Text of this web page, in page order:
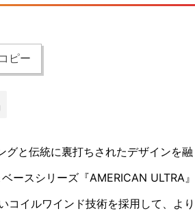
ピー
グと伝統に裏打ちされたデザインを融
ベースシリーズ『AMERICAN ULTRA』
コイルワインド技術を採用して、より